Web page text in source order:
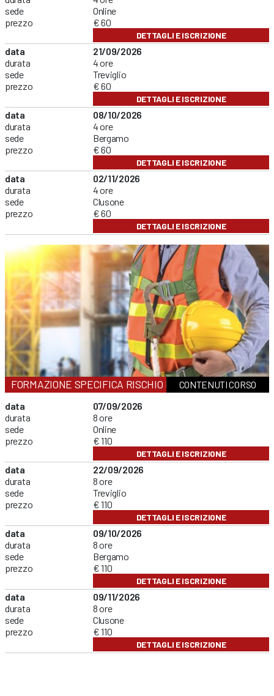
sede
prezzo
Online
€ 60
DETTAGLI E ISCRIZIONE
data
durata
sede
prezzo
21/09/2026
4 ore
Treviglio
€ 60
DETTAGLI E ISCRIZIONE
data
durata
sede
prezzo
08/10/2026
4 ore
Bergamo
€ 60
DETTAGLI E ISCRIZIONE
data
durata
sede
prezzo
02/11/2026
4 ore
Clusone
€ 60
DETTAGLI E ISCRIZIONE
FORMAZIONE SPECIFICA RISCHIO MEDIOCONTENUTI CORSO
data
durata
sede
prezzo
07/09/2026
8 ore
Online
€ 110
DETTAGLI E ISCRIZIONE
data
durata
sede
prezzo
22/09/2026
8 ore
Treviglio
€ 110
DETTAGLI E ISCRIZIONE
data
durata
sede
prezzo
09/10/2026
8 ore
Bergamo
€ 110
DETTAGLI E ISCRIZIONE
data
durata
sede
prezzo
09/11/2026
8 ore
Clusone
€ 110
DETTAGLI E ISCRIZIONE